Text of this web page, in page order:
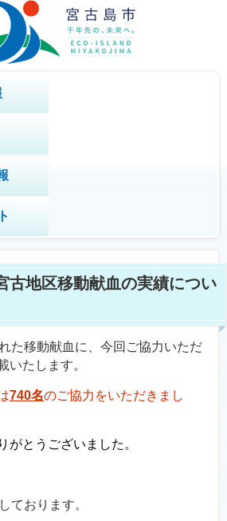
古地区移動献血の実績につい
た移動献血に、今回ご協力いただ
いたします。
740名のご協力をいただきまし
がとうございました。
ております。